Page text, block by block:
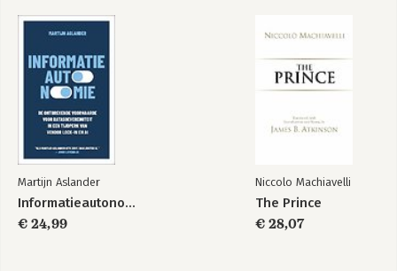
Eenvoudiger leven De vibe
Martijn Aslander
Informatieautonomie
€ 24,99
Niccolo Machiavelli
The Prince
€ 28,07